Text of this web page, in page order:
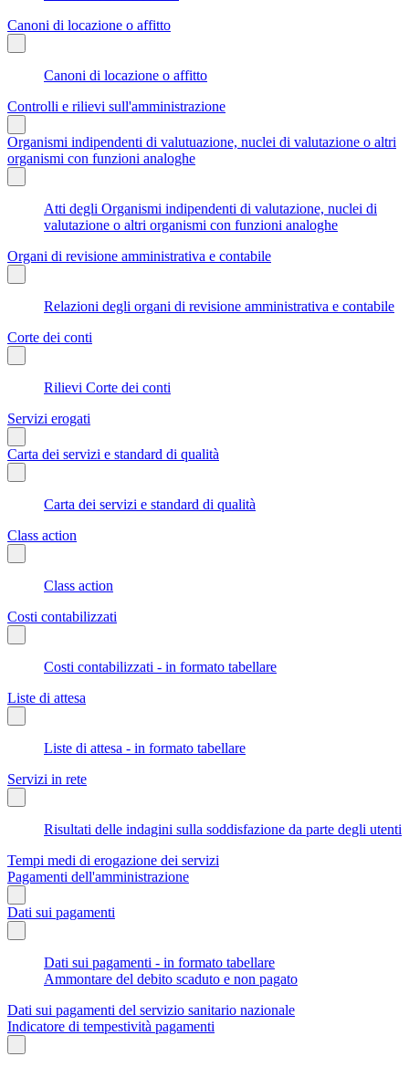
Canoni di locazione o affitto
Canoni di locazione o affitto
Controlli e rilievi sull'amministrazione
Organismi indipendenti di valutuazione, nuclei di valutazione o altri
organismi con funzioni analoghe
Atti degli Organismi indipendenti di valutazione, nuclei di
valutazione o altri organismi con funzioni analoghe
Organi di revisione amministrativa e contabile
Relazioni degli organi di revisione amministrativa e contabile
Corte dei conti
Rilievi Corte dei conti
Servizi erogati
Carta dei servizi e standard di qualità
Carta dei servizi e standard di qualità
Class action
Class action
Costi contabilizzati
Costi contabilizzati - in formato tabellare
Liste di attesa
Liste di attesa - in formato tabellare
Servizi in rete
Risultati delle indagini sulla soddisfazione da parte degli utenti
Tempi medi di erogazione dei servizi
Pagamenti dell'amministrazione
Dati sui pagamenti
Dati sui pagamenti - in formato tabellare
Ammontare del debito scaduto e non pagato
Dati sui pagamenti del servizio sanitario nazionale
Indicatore di tempestività pagamenti